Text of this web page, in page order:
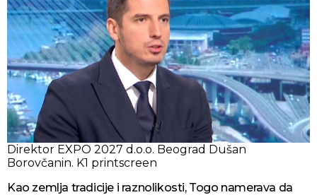
Direktor EXPO 2027 d.o.o. Beograd Dušan
Borovčanin. K1 printscreen
Kao zemlja tradicije i raznolikosti, Togo namerava da